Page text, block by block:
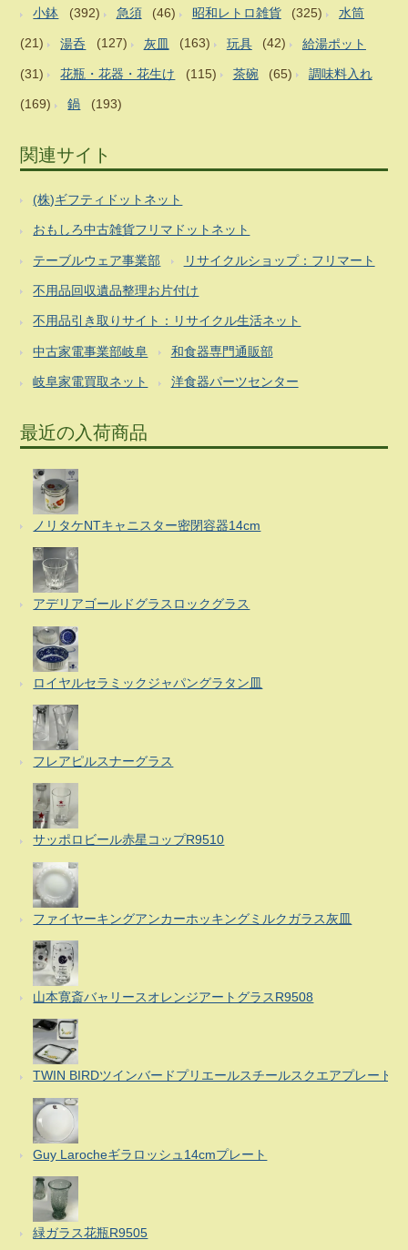
小鉢 (392) 急須 (46) 昭和レトロ雑貨 (325) 水筒
(21) 湯呑 (127) 灰皿 (163) 玩具 (42) 給湯ポット
(31) 花瓶・花器・花生け (115) 茶碗 (65) 調味料入れ
(169) 鍋 (193)
関連サイト
(株)ギフティドットネット
おもしろ中古雑貨フリマドットネット
テーブルウェア事業部 リサイクルショップ：フリマート
不用品回収遺品整理お片付け
不用品引き取りサイト：リサイクル生活ネット
中古家電事業部岐阜 和食器専門通販部
岐阜家電買取ネット 洋食器パーツセンター
最近の入荷商品
ノリタケNTキャニスター密閉容器14cm
アデリアゴールドグラスロックグラス
ロイヤルセラミックジャパングラタン皿
フレアピルスナーグラス
サッポロビール赤星コップR9510
ファイヤーキングアンカーホッキングミルクガラス灰皿
山本寛斎バャリースオレンジアートグラスR9508
TWIN BIRDツインバードプリエールスチールスクエアプレート
Guy Larocheギラロッシュ14cmプレート
緑ガラス花瓶R9505